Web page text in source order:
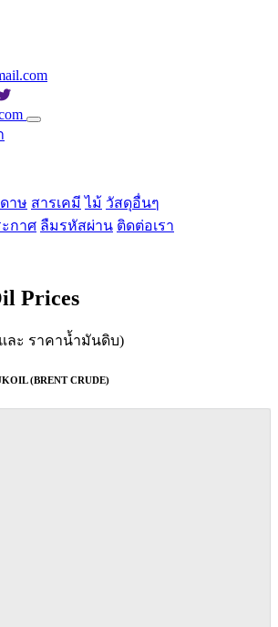
าษ สารเคมี ไม้ วัสดุอื่นๆ
กาศ ลืมรหัสผ่าน ติดต่อเรา
Prices
ละ ราคาน้ำมันดิบ)
(BRENT CRUDE)